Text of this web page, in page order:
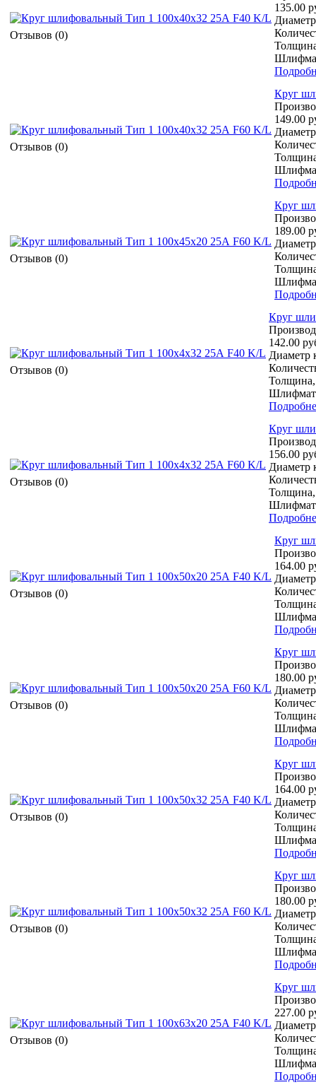
Отзывов (0)
135.00
Отзывов (0)
Круг
149.00
Отзывов (0)
Круг
189.00
Отзывов (0)
Круг
142.00
Диаметр
Отзывов (0)
Круг
156.00
Диаметр
Отзывов (0)
Круг
164.00
Отзывов (0)
Круг
180.00
Отзывов (0)
Круг
164.00
Отзывов (0)
Круг
180.00
Отзывов (0)
Круг
227.00